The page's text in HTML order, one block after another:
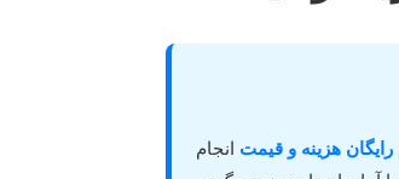
رایگان هزینه و قیمت انجام